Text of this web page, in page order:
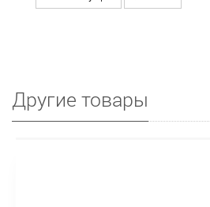
Другие товары